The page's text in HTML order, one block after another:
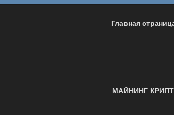
Главная
МАЙНИНГ